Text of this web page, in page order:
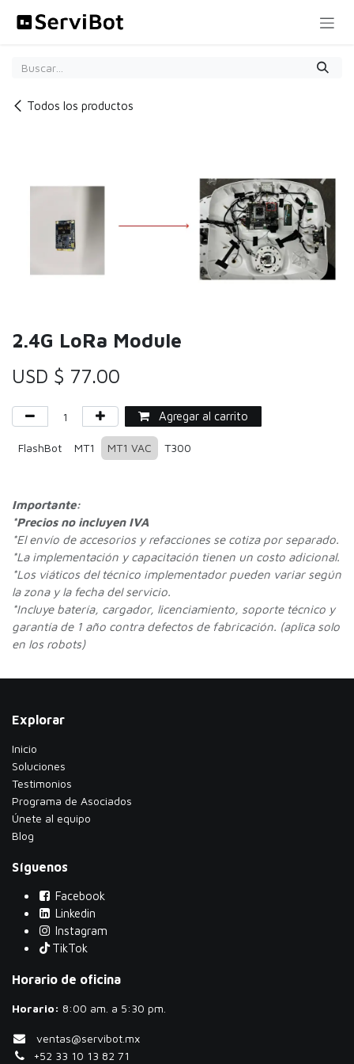
Todos los productos
2.4G LoRa Module
USD $ 77.00
Agregar al carrito
FlashBot MT1 MT1 VAC T300
Importante:
*Precios no incluyen IVA
*El envío de accesorios y refacciones se cotiza por separado.
*La implementación y capacitación tienen un costo adicional.
*Los viáticos del técnico implementador pueden variar según
la zona y la fecha del servicio.
*Incluye batería, cargador, licenciamiento, soporte técnico y
garantía de 1 año contra defectos de fabricación. (aplica solo
en los robots)
Explorar
Inicio
Soluciones
Testimonios
​Programa de Asociados
Únete al equipo
Blog
Síguenos
Facebook
Linkedin
Instagram
TikTok
Horario de oficina
Horario: ​8:00 am. a 5:30 pm.
ventas@servibot.mx
+52 33 10 13 82 71